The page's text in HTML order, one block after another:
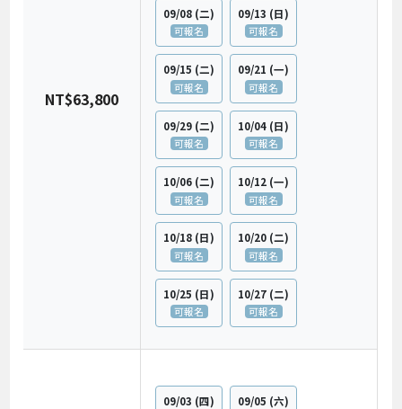
NT$63,800
09/08 (二)
可報名
09/13 (日)
可報名
09/15 (二)
可報名
09/21 (一)
可報名
09/29 (二)
可報名
10/04 (日)
可報名
10/06 (二)
可報名
10/12 (一)
可報名
10/18 (日)
可報名
10/20 (二)
可報名
10/25 (日)
可報名
10/27 (二)
可報名
09/03 (四)
09/05 (六)